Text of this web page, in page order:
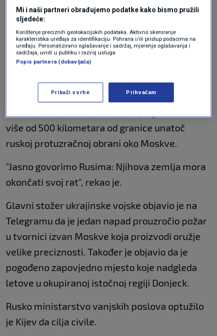
Zelenski objavio video: "Ovo su naše
"Naši odgovori na rusko produženje rata i
potpuno opravdani", rekao je Zelenskij.
više od 500 kilometara od granice unatoč
ruskoj protuzračnoj obrani oko Moskve.
"Jasno govorimo Rusima: Njihova zemlja mora
okončati svoj rat", rekao je.
Glavni stožer ukrajinske vojske objavio je na
Telegramu da je jedan napad prouzročio požar
u tvornici izvan Moskve koja proizvodi oružje
velike preciznosti. Također je objavio da je
pogođeno zapovjedno mjesto koje nadgleda
letove u okupiranoj istočnoj regiji Donjeck.
Rusko ministarstvo vanjskih poslova optužilo
je Kijev da cilja civile.
Mi i naši partneri obrađujemo podatke kako bismo pružili
sljedeće:
Korištenje preciznih geolokacijskih podataka. Aktivno skeniranje
karakteristika uređaja za identifikaciju. Pohrana i/ili pristup podacima na
uređaju. Personalizirano oglašavanje i sadržaj, mjerenje oglašavanja i
sadržaja, uvidi u publiku i razvoj usluga.
Popis partnera (dobavljača)
Prikaži svrhe Prihvaćam